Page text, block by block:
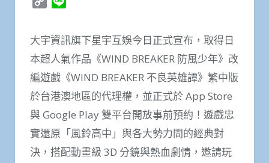
大宇資訊旗下星宇互娛今日正式宣布，取得日
本超人氣作品《WIND BREAKER 防風少年》改
編遊戲《WIND BREAKER 不良英雄譚》繁中版
於台港澳地區的代理權，並正式於 App Store
與 Google Play 雙平台開放事前預約！遊戲忠
實還原「風鈴高中」與各大勢力間的經典對
決，搭配動畫級 3D 分鏡與熱血劇情，邀請玩